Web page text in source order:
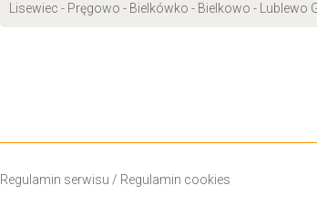
Lisewiec - Pręgowo - Bielkówko - Bielkowo - Lublewo
Regulamin serwisu / Regulamin cookies